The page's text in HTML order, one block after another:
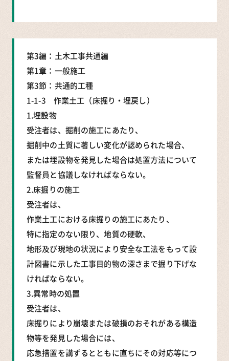
第3編：土木工事共通編
第1章：一般施工
第3節：共通的工種
1-1-3 作業土工（床掘り・埋戻し）
1.埋設物
受注者は、掘削の施工にあたり、
掘削中の土質に著しい変化が認められた場合、
または埋設物を発見した場合は処置方法について
監督員と協議しなければならない。
2.床掘りの施工
受注者は、
作業土工における床掘りの施工にあたり、
特に指定のない限り、地質の硬軟、
地形及び現地の状況により安全な工法をもって設
計図書に示した工事目的物の深さまで掘り下げな
ければならない。
3.異常時の処置
受注者は、
床掘りにより崩壊または破損のおそれがある構造
物等を発見した場合には、
応急措置を講ずるとともに直ちにその対応等につ